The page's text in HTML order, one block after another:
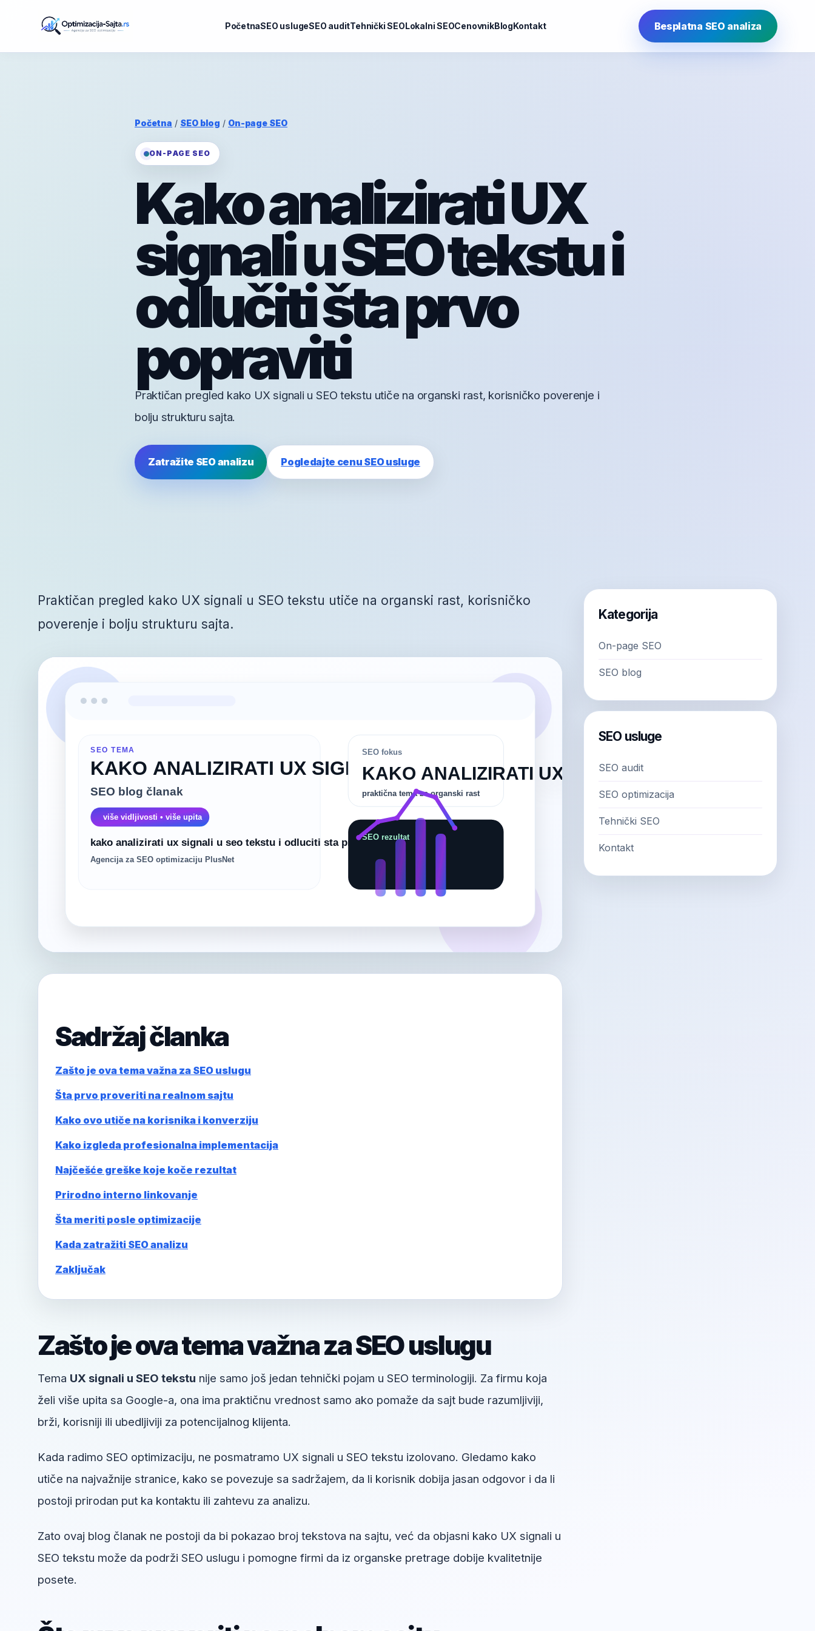
PočetnaSEO uslugeSEO auditTehnički SEOLokalni SEOCenovnikBlogKontakt Besplatna SEO analiza
Početna / SEO blog / On-page SEO
ON-PAGE SEO
Kako analizirati UX
signali u SEO tekstu i
odlučiti šta prvo
popraviti
Praktičan pregled kako UX signali u SEO tekstu utiče na organski rast, korisničko poverenje i
bolju strukturu sajta.
Zatražite SEO analizu Pogledajte cenu SEO usluge
Praktičan pregled kako UX signali u SEO tekstu utiče na organski rast, korisničko
poverenje i bolju strukturu sajta.
Sadržaj članka
Zašto je ova tema važna za SEO uslugu
Šta prvo proveriti na realnom sajtu
Kako ovo utiče na korisnika i konverziju
Kako izgleda profesionalna implementacija
Najčešće greške koje koče rezultat
Prirodno interno linkovanje
Šta meriti posle optimizacije
Kada zatražiti SEO analizu
Zaključak
Zašto je ova tema važna za SEO uslugu
Tema UX signali u SEO tekstu nije samo još jedan tehnički pojam u SEO terminologiji. Za firmu koja
želi više upita sa Google-a, ona ima praktičnu vrednost samo ako pomaže da sajt bude razumljiviji,
brži, korisniji ili ubedljiviji za potencijalnog klijenta.
Kada radimo SEO optimizaciju, ne posmatramo UX signali u SEO tekstu izolovano. Gledamo kako
utiče na najvažnije stranice, kako se povezuje sa sadržajem, da li korisnik dobija jasan odgovor i da li
postoji prirodan put ka kontaktu ili zahtevu za analizu.
Zato ovaj blog članak ne postoji da bi pokazao broj tekstova na sajtu, već da objasni kako UX signali u
SEO tekstu može da podrži SEO uslugu i pomogne firmi da iz organske pretrage dobije kvalitetnije
posete.
Kategorija
On-page SEO
SEO blog
SEO usluge
SEO audit
SEO optimizacija
Tehnički SEO
Kontakt